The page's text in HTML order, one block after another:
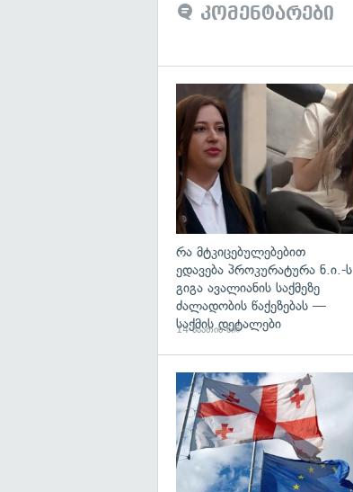
კომენტარები
რა მტკიცებულებებით
ედავება პროკურატურა ნ.ი.-ს
გიგა ავალიანის საქმეზე
ძალადობის წაქეზებას —
საქმის დეტალები
14 საათის წინ